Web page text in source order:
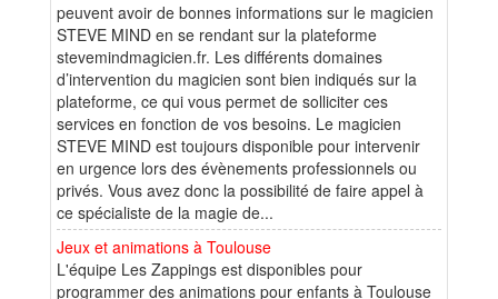
peuvent avoir de bonnes informations sur le magicien
STEVE MIND en se rendant sur la plateforme
stevemindmagicien.fr. Les différents domaines
d’intervention du magicien sont bien indiqués sur la
plateforme, ce qui vous permet de solliciter ces
services en fonction de vos besoins. Le magicien
STEVE MIND est toujours disponible pour intervenir
en urgence lors des évènements professionnels ou
privés. Vous avez donc la possibilité de faire appel à
ce spécialiste de la magie de...
Jeux et animations à Toulouse
L'équipe Les Zappings est disponibles pour
programmer des animations pour enfants à Toulouse